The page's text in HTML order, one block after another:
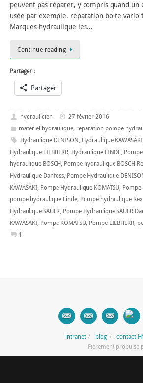
peuvent pas réparer, y compris quand un
usée par exemple. reparation boite vario
Marques hydraulique les…
Continue reading
Partager :
Partager
hydraulicien
27 février 2016
materiel hydraulique, reparation pompe
Hydraulique DENISON, Hydraulique KAWASAKI,
Hydraulique LIEBHERR, Hydraulique LINDE,
hydraulique BOSCH, Pompe hydraulique BOSCH
Hydraulique Danfoss, Pompe Hydraulique
KAWASAKI, Pompe Hydraulique KOMATSU, Pompe
pompe hydraulique Linde, Pompe hydraulique
Hydraulique SAUER, Pompe Hydraulique SAUER
KAWASAKI, Pompe KOMATSU, Pompe LIEBHERR,
1
intranet blog
contact
Fièrement propulsé